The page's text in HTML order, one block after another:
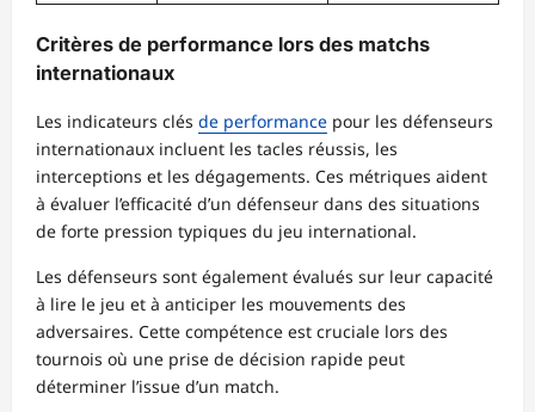
Critères de performance lors des matchs
internationaux
Les indicateurs clés de performance pour les défenseurs
internationaux incluent les tacles réussis, les
interceptions et les dégagements. Ces métriques aident
à évaluer l’efficacité d’un défenseur dans des situations
de forte pression typiques du jeu international.
Les défenseurs sont également évalués sur leur capacité
à lire le jeu et à anticiper les mouvements des
adversaires. Cette compétence est cruciale lors des
tournois où une prise de décision rapide peut
déterminer l’issue d’un match.